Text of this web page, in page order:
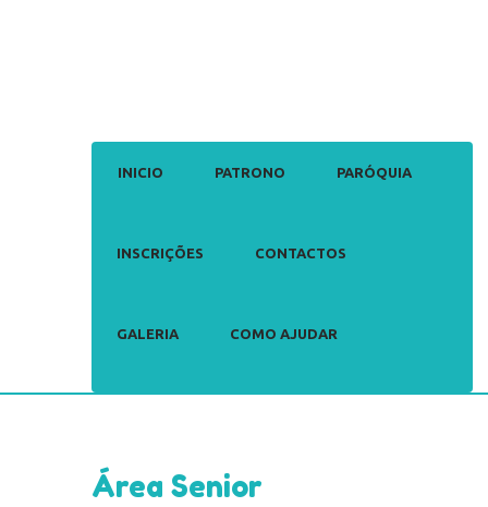
INICIO PATRONO PARÓQUIA
INSCRIÇÕES CONTACTOS
GALERIA COMO AJUDAR
Área Senior